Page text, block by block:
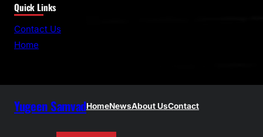
a
r
Quick Links
Contact Us
Home
Yugeen SamvadHomeNewsAbout UsContact